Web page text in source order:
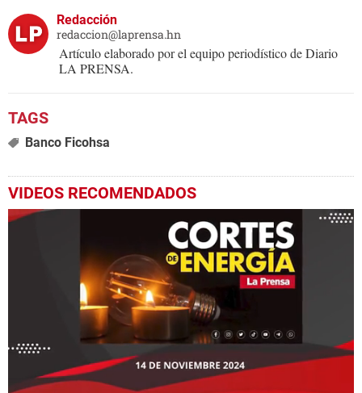
Redacción
redaccion@laprensa.hn
Artículo elaborado por el equipo periodístico de Diario
LA PRENSA.
Banco Ficohsa
VIDEOS RECOMENDADOS